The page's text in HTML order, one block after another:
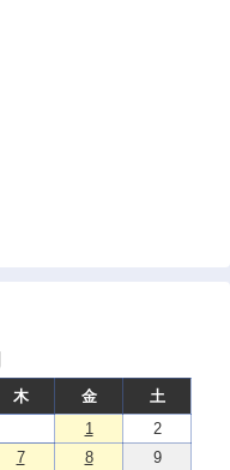
木 金
土
1
2
7 8
9